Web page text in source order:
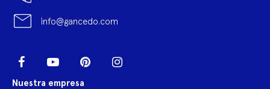
info@gancedo.com
Facebook YouTube Pinterest
Nuestra empresa